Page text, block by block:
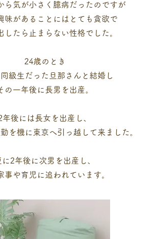
ら気が小さく臆病だったのですが
味があることにはとても貪欲で
したら止まらない性格でした。
24歳のとき
級生だった旦那さんと結婚し
の一年後に長男を出産。
年後には長女を出産し、
を機に東京へ引っ越して来ました。
に2年後に次男を出産し
事や育児に追われています。